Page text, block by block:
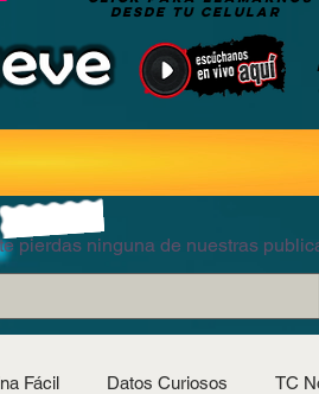
DESDE TU CELULAR
pierdas ninguna de nuestras
Fácil Datos Curiosos TC